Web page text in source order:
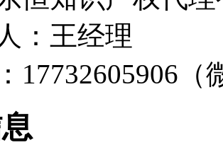
：王经理
17732605906（